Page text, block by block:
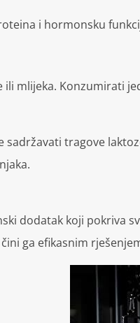
i hormonsku
ili mlijeka. Konzumirati
tragove
dodatak koji pokriva
ga efikasnim